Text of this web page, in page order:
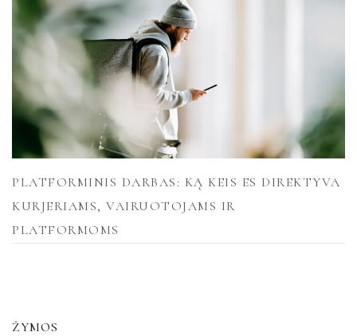
PLATFORMINIS DARBAS: KĄ KEIS ES DIREKTYVA
KURJERIAMS, VAIRUOTOJAMS IR
PLATFORMOMS
ŽYMOS